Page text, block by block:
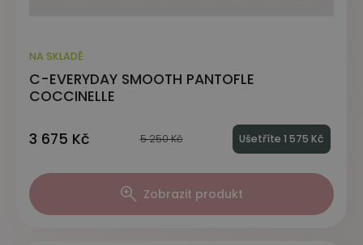
NA SKLADĚ
C-EVERYDAY SMOOTH PANTOFLE
COCCINELLE
3 675 Kč 5 250 Kč Ušetříte 1 575 Kč
Zobrazit produkt